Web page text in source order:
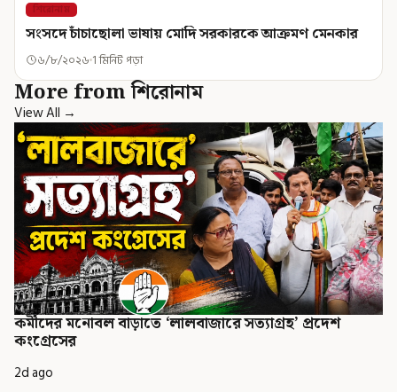
শিরোনাম
সংসদে চাঁচাছোলা ভাষায় মোদি সরকারকে আক্রমণ মেনকার
৬/৮/২০২৬ 1 মিনিট পড়া
More from শিরোনাম
View All →
কর্মীদের মনোবল বাড়াতে ‘লালবাজারে সত্যাগ্রহ’ প্রদেশ
কংগ্রেসের
2d ago